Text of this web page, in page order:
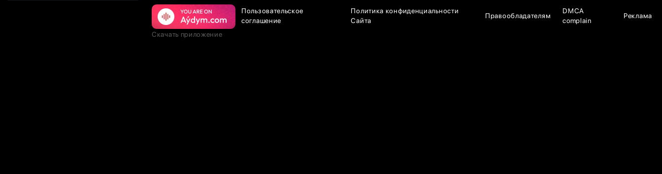
Пользовательское
соглашение
Политика конфиденциальности
Сайта
Правообладателям
DMCA
complain
Реклама
Скачать приложение